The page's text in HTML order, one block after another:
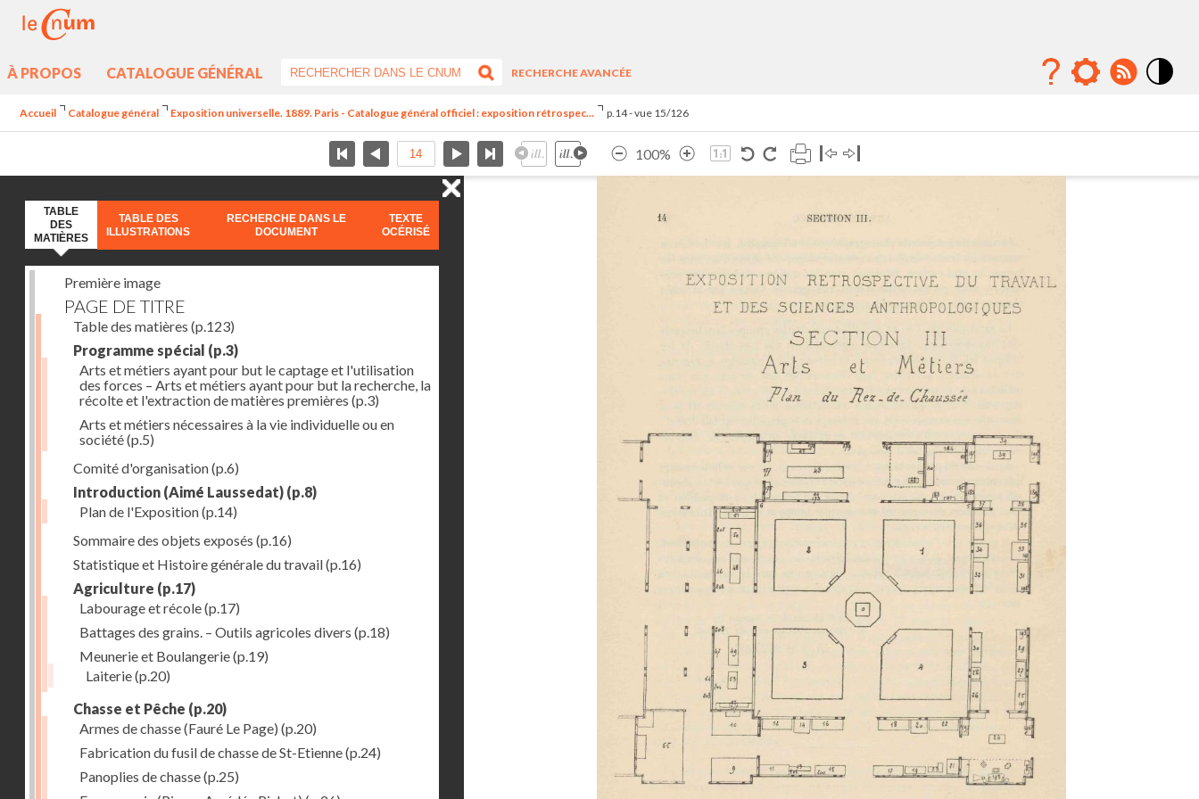
À PROPOS CATALOGUE GÉNÉRAL
RECHERCHE AVANCÉE
Accueil Catalogue général Exposition universelle. 1889. Paris - Catalogue général officiel : exposition rétrospec... p.14 - vue 15/126
100%
TABLE
DES
MATIÈRES
TABLE DES
ILLUSTRATIONS
RECHERCHE DANS LE
DOCUMENT
TEXTE
OCÉRISÉ
Première image
PAGE DE TITRE
Table des matières (p.123)
Programme spécial (p.3)
Arts et métiers ayant pour but le captage et l'utilisation
des forces – Arts et métiers ayant pour but la recherche, la
récolte et l'extraction de matières premières (p.3)
Arts et métiers nécessaires à la vie individuelle ou en
société(p.5)
Comité d'organisation(p.6)
Introduction (Aimé Laussedat) (p.8)
Plan de l'Exposition(p.14)
Sommaire des objets exposés (p.16)
Statistique et Histoire générale du travail(p.16)
Agriculture (p.17)
Labourage et récole(p.17)
Battages des grains. – Outils agricoles divers (p.18)
Meunerie et Boulangerie(p.19)
Laiterie(p.20)
Chasse et Pêche (p.20)
Armes de chasse (Fauré Le Page) (p.20)
Fabrication du fusil de chasse de St-Etienne(p.24)
Panoplies de chasse(p.25)